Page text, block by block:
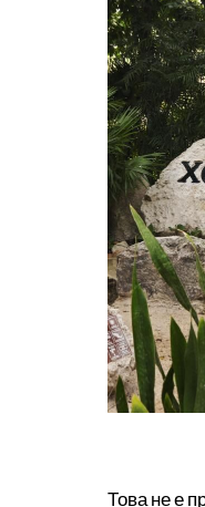
Това не е